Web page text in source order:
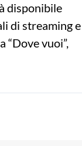
disponibile
di streaming e
“Dove vuoi”,